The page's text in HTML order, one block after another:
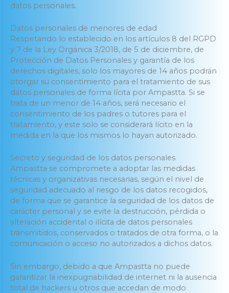
datos personales.
Datos personales de menores de edad
Respetando lo establecido en los artículos 8 del RGPD
y 7 de la Ley Orgánica 3/2018, de 5 de diciembre, de
Protección de Datos Personales y garantía de los
derechos digitales, solo los mayores de 14 años podrán
otorgar su consentimiento para el tratamiento de sus
datos personales de forma lícita por Ampastta. Si se
trata de un menor de 14 años, será necesario el
consentimiento de los padres o tutores para el
tratamiento, y este solo se considerará lícito en la
medida en la que los mismos lo hayan autorizado.
Secreto y seguridad de los datos personales
Ampastta se compromete a adoptar las medidas
técnicas y organizativas necesarias, según el nivel de
seguridad adecuado al riesgo de los datos recogidos,
de forma que se garantice la seguridad de los datos de
carácter personal y se evite la destrucción, pérdida o
alteración accidental o ilícita de datos personales
transmitidos, conservados o tratados de otra forma, o la
comunicación o acceso no autorizados a dichos datos.
Sin embargo, debido a que Ampastta no puede
garantizar la inexpugnabilidad de internet ni la ausencia
total de hackers u otros que accedan de modo